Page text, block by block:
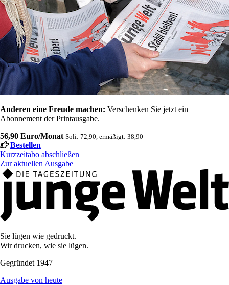
Anderen eine Freude machen: Verschenken Sie jetzt ein
Abonnement der Printausgabe.
56,90 Euro/Monat Soli: 72,90, ermäßigt: 38,90
Bestellen
Kurzzeitabo abschließen
Zur aktuellen Ausgabe
Sie lügen wie gedruckt.
Wir drucken, wie sie lügen.
Gegründet 1947
Ausgabe von heute